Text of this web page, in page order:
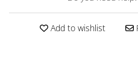
Add to wishlist